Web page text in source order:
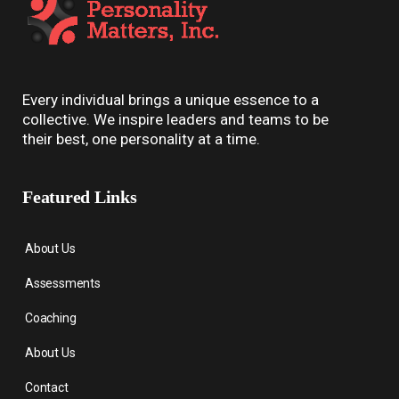
Every individual brings a unique essence to a
collective. We inspire leaders and teams to be
their best, one personality at a time.
Featured Links
About Us
Assessments
Coaching
About Us
Contact